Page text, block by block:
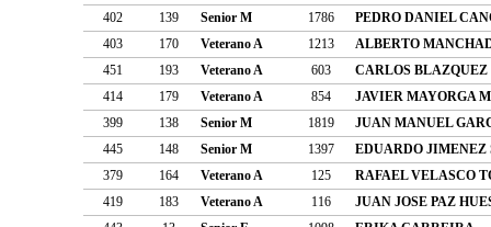
402
139 Senior M 1786
PEDRO DANIEL
403
170 Veterano A 1213
ALBERTO
451
193 Veterano A 603
CARLOS
414
179 Veterano A 854
JAVIER MAYORGA
399
138 Senior M 1819
JUAN MANUEL
445
148 Senior M 1397
EDUARDO JIMENEZ
379
164 Veterano A 125
RAFAEL VELASCO
419
183 Veterano A 116
JUAN JOSE PAZ